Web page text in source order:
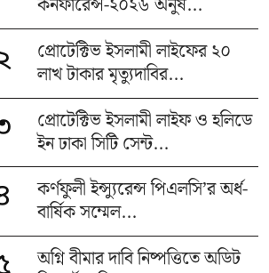
প্রোটেক্টিভ ইসলামী লাইফের ২০
লাখ টাকার মৃত্যুদাবির...
প্রোটেক্টিভ ইসলামী লাইফ ও হলিডে
ইন ঢাকা সিটি সেন্ট...
কর্ণফুলী ইন্স্যুরেন্স পিএলসি’র অর্ধ-
বার্ষিক সম্মেল...
অগ্নি বীমার দাবি নিষ্পত্তিতে অডিট